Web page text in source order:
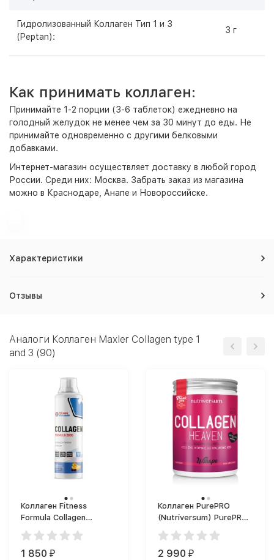
Гидролизованный Коллаген Тип 1 и 3
(Peptan):
3 г
Как принимать коллаген:
Принимайте 1-2 порции (3-6 таблеток) ежедневно на
голодный желудок не менее чем за 30 минут до еды. Не
принимайте одновременно с другими белковыми
добавками.
Интернет-магазин осуществляет доставку в любой город
России. Среди них: Москва. Забрать заказ из магазина
можно в Краснодаре, Анапе и Новороссийске.
Характеристики
Отзывы
Аналоги Коллаген Maxler Collagen type 1
and 3 (90)
Коллаген Fitness
Formula Collagen
Formula 3000 (500 мл)
1 850 ₽
Коллаген PurePRO
(Nutriversum) PurePRO
Collagen Heaven 300g.
(300 г)
2 990 ₽